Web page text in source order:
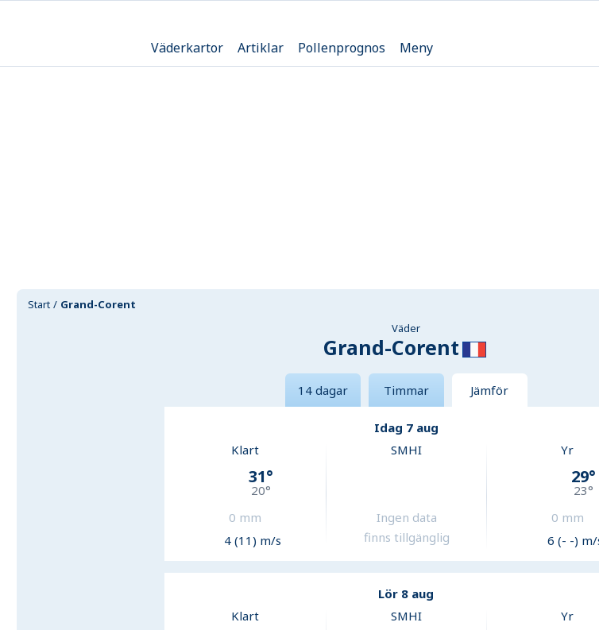
Väderkartor Artiklar Pollenprognos Meny
Start Grand-Corent
Väder
Grand-Corent
14 dagar Timmar Jämför
Idag 7 aug
Klart
31°
20°
0 mm
4 (11) m/s
SMHI
Ingen data
finns tillgänglig
Yr
29°
23°
0 mm
6 (- -) m/
Lör 8 aug
Klart
SMHI Yr